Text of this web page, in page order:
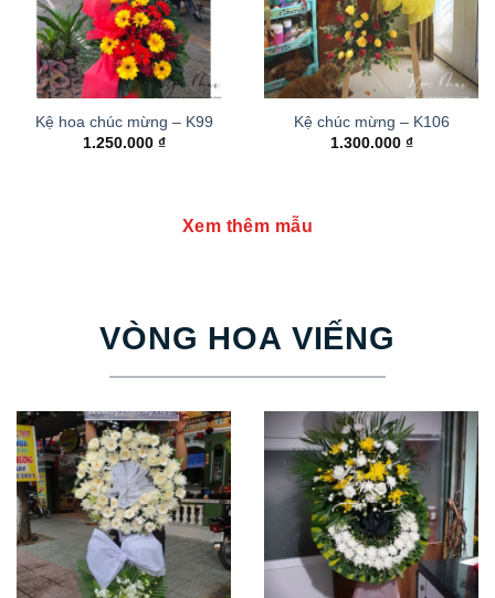
Kệ hoa chúc mừng – K99
1.250.000 ₫
Kệ chúc mừng – K106
1.300.000 ₫
Xem thêm mẫu
VÒNG HOA VIẾNG